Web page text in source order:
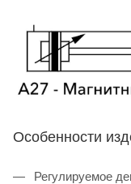
Особенности
Регулируемое